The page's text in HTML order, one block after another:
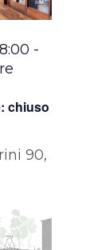
chiuso
-
90,